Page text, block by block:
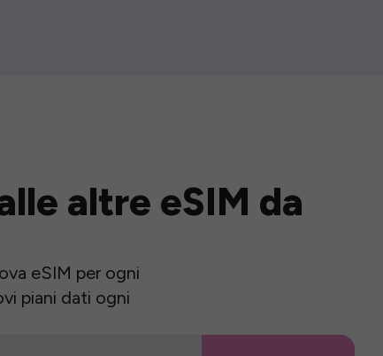
altre eSIM da
eSIM per ogni
piani dati ogni